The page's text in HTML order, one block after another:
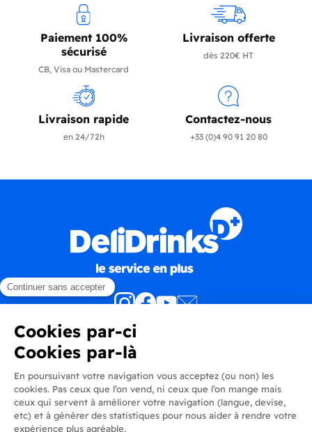
Paiement 100%
sécurisé
CB, Visa ou Mastercard
Livraison offerte
dès 220€ HT
Livraison rapide
en 24/72h
Contactez-nous
+33 (0)4 90 91 20 80
Produits
En savoir plus